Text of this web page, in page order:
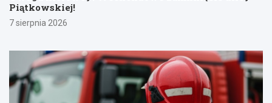
Piątkowskiej!
7 sierpnia 2026